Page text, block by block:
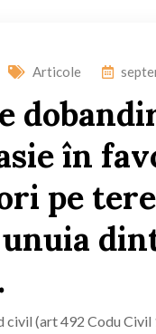
Articole
în
pe
(art 492 Codu